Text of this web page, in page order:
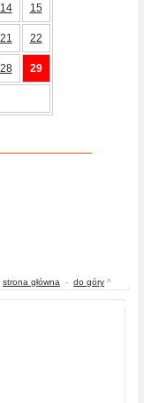
14 15
21 22
28 29
strona główna - do góry ^